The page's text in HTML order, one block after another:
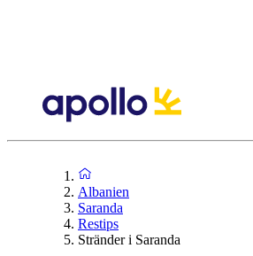
Albanien
Saranda
Restips
Stränder i Saranda